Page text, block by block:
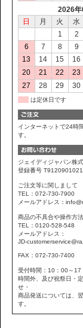
2026年
日
月 火 水
1
2
6
7 8 9
13
14 15 16
20
21 22 23
27
28 29 30
は定休日です
インターネットで24時
す。
ジェイディジャパン株
登録番号
ご注文等に関しまして
TEL：072-730-7900
メールアドレス：
商品の不具合や操作方
TEL：0120-528-548
メールアドレス：
JD-
FAX：072-730-7400
受付時間：10：00～17
時間外、及び祝祭日・
せ・
商品発送については、
す。